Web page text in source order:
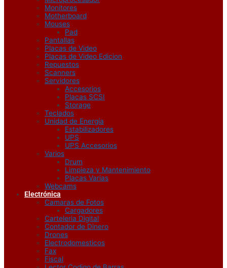
Monitores
Motherboard
Mouses
Pad
Pantallas
Placas de Video
Placas de Video Edicion
Repuestos
Scanners
Servidores
Accesorios
Placas SCSI
Storage
Teclados
Unidad de Energía
Estabilizadores
UPS
UPS Accesorios
Varios
Drum
Limpieza y Mantenimiento
Placas Varias
Webcams
Electrónica
Camaras de Fotos
Cargadores
Carteleria Digital
Contador de Dinero
Drones
Electrodomesticos
Fax
Fiscal